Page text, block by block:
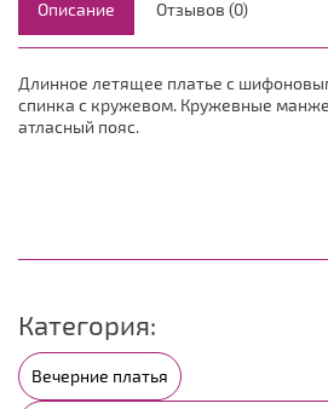
Описание Отзывов (0)
Длинное летящее платье с
спинка с кружевом. Кружевные
атласный пояс.
Категория:
Вечерние платья